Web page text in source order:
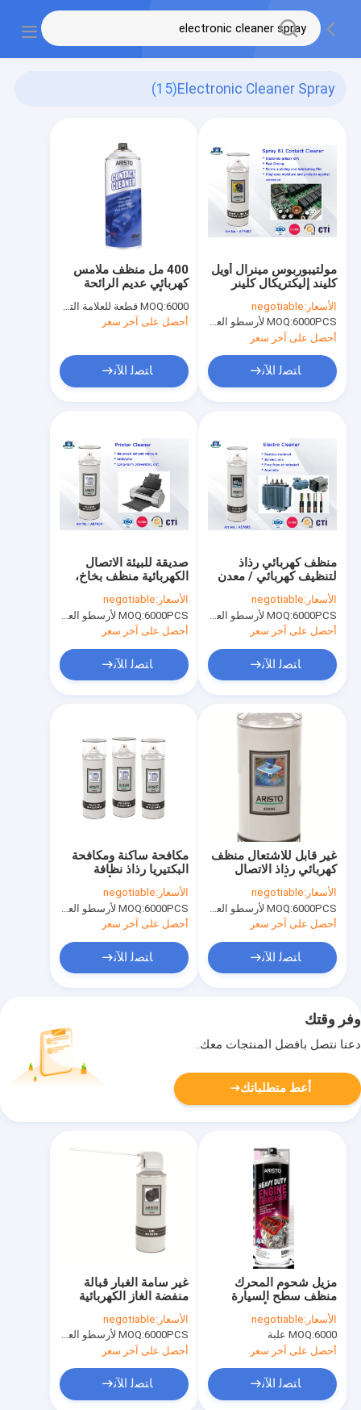
Electronic Cleaner Spray
(15)
400 مل منظف ملامس
كهربائي عديم الرائحة
MOQ:6000 قطعة للعلامة التجارية Aristo ، 15000 قطعة للعلامة التجارية للعملاء
أحصل على آخر سعر
ﺎﺘﺼﻟ ﺍﻶﻧ
مولتيبوربوس مينرال أويل
كليند إليكتريكال كلينر
إلكتروني
الأسعار:negotiable
MOQ:6000PCS لأرسطو العلامة التجارية، 15000pcs عن العلامة التجارية للعملاء
أحصل على آخر سعر
ﺎﺘﺼﻟ ﺍﻶﻧ
صديقة للبيئة الاتصال
الكهربائية منظف بخاخ،
الأنظف رذاذ
الأسعار:negotiable
MOQ:6000PCS لأرسطو العلامة التجارية، 15000pcs عن العلامة التجارية للعملاء
أحصل على آخر سعر
ﺎﺘﺼﻟ ﺍﻶﻧ
منظف ​​كهربائي رذاذ
لتنظيف كهربائي / معدن
سطح ديغريسر كهربائي
65
الأسعار:negotiable
MOQ:6000PCS لأرسطو العلامة التجارية، 15000pcs عن العلامة التجارية للعملاء
أحصل على آخر سعر
ﺎﺘﺼﻟ ﺍﻶﻧ
مكافحة ساكنة ومكافحة
البكتيريا رذاذ نظافة
الطابعة لإزالة الأوساخ في
أجزاء من الطابعة
الأسعار:negotiable
MOQ:6000PCS لأرسطو العلامة التجارية، 15000pcs عن العلامة التجارية للعملاء
أحصل على آخر سعر
ﺎﺘﺼﻟ ﺍﻶﻧ
غير قابل للاشتعال منظف
كهربائي رذاذ الاتصال
لتنظيف الأوساخ
الأسعار:negotiable
MOQ:6000PCS لأرسطو العلامة التجارية، 15000pcs عن العلامة التجارية للعملاء
أحصل على آخر سعر
ﺎﺘﺼﻟ ﺍﻶﻧ
وفر وقتك
دعنا نتصل بأفضل المنتجات معك.
أعط متطلباتك
غير سامة الغبار قبالة
منفضة الغاز الكهربائية
نظافة رذاذ الانفجار بعيدا
المعلبة الهواء
الأسعار:negotiable
MOQ:6000PCS لأرسطو العلامة التجارية، 15000pcs عن العلامة التجارية للعملاء
أحصل على آخر سعر
ﺎﺘﺼﻟ ﺍﻶﻧ
مزيل شحوم المحرك
منظف سطح السيارة
للخدمة الشاقة
الأسعار:negotiable
MOQ:6000 علبة
أحصل على آخر سعر
ﺎﺘﺼﻟ ﺍﻶﻧ